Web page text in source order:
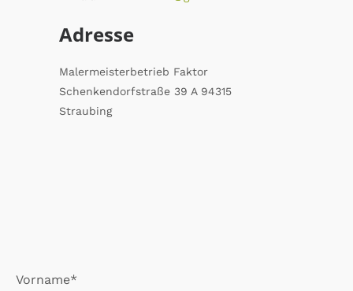
Adresse
Malermeisterbetrieb Faktor
Schenkendorfstraße 39 A 94315
Straubing
Vorname*